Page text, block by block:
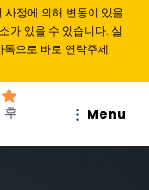
정에 의해 변동이 있을
가 있을 수 있습니다. 실
으로 바로 연락주세
Menu